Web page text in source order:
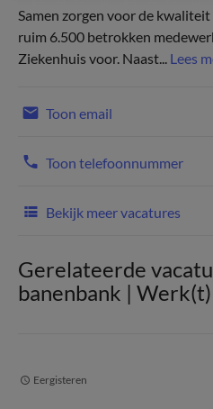
Samen zorgen voor de
ruim 6.500 betrokken
Ziekenhuis voor. Naast... Lees
Toon email
Toon telefoonnummer
Bekijk meer vacatures
Gerelateerde
banenbank |
Eergisteren